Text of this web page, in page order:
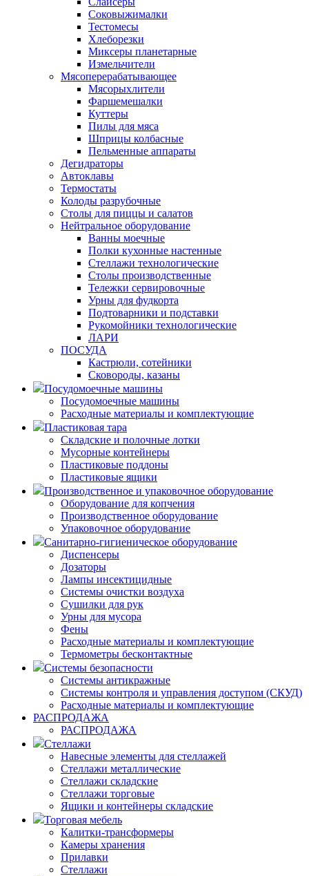
Соковыжималки
Тестомесы
Хлеборезки
Миксеры планетарные
Измельчители
Мясоперерабатывающее
Мясорыхлители
Фаршемешалки
Куттеры
Пилы для мяса
Шприцы колбасные
Пельменные аппараты
Дегидраторы
Автоклавы
Термостаты
Колоды разрубочные
Столы для пиццы и салатов
Нейтральное оборудование
Ванны моечные
Полки кухонные настенные
Стеллажи технологические
Столы производственные
Тележки сервировочные
Урны для фудкорта
Подтоварники и подставки
Рукомойники технологические
ЛАРИ
ПОСУДА
Кастрюли, сотейники
Сковороды, казаны
Посудомоечные машины
Посудомоечные машины
Расходные материалы и комплектующие
Пластиковая тара
Складские и полочные лотки
Мусорные контейнеры
Пластиковые поддоны
Пластиковые ящики
Производственное и упаковочное оборудование
Оборудование для копчения
Производственное оборудование
Упаковочное оборудование
Санитарно-гигиеническое оборудование
Диспенсеры
Дозаторы
Лампы инсектицидные
Системы очистки воздуха
Сушилки для рук
Урны для мусора
Фены
Расходные материалы и комплектующие
Термометры бесконтактные
Системы безопасности
Системы антикражные
Системы контроля и управления доступом (СКУД)
Расходные материалы и комплектующие
РАСПРОДАЖА
РАСПРОДАЖА
Стеллажи
Навесные элементы для стеллажей
Стеллажи металлические
Стеллажи складские
Стеллажи торговые
Ящики и контейнеры складские
Торговая мебель
Калитки-трансформеры
Камеры хранения
Прилавки
Стеллажи